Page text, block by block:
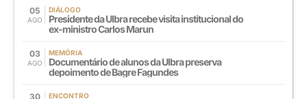
05
AGO
DIÁLOGO
Presidente da Ulbra recebe visita institucional do
ex-ministro Carlos Marun
03
AGO
MEMÓRIA
Documentário de alunos da Ulbra preserva
depoimento de Bagre Fagundes
30 ENCONTRO